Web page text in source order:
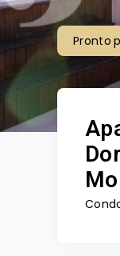
Pronto